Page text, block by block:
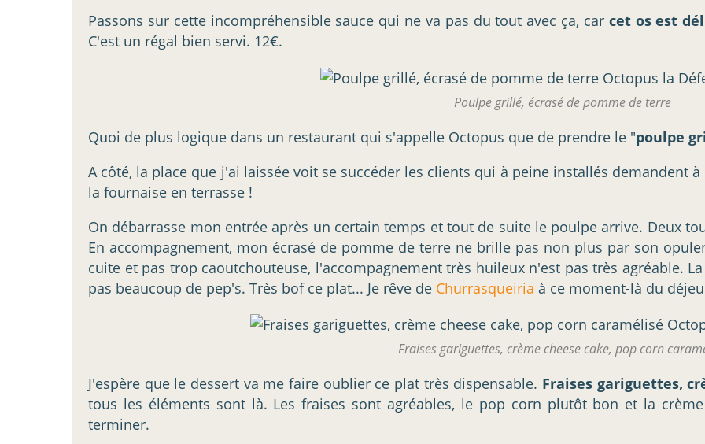
Passons sur cette incompréhensible sauce qui ne va pas du tout avec ça, car cet os est
C'est un régal bien servi. 12€.
Poulpe grillé, écrasé de pomme de terre
Quoi de plus logique dans un restaurant qui s'appelle Octopus que de prendre le "poulpe
A côté, la place que j'ai laissée voit se succéder les clients qui à peine installés demandent
la fournaise en terrasse !
On débarrasse mon entrée après un certain temps et tout de suite le poulpe arrive. Deux
En accompagnement, mon écrasé de pomme de terre ne brille pas non plus par son
cuite et pas trop caoutchouteuse, l'accompagnement très huileux n'est pas très agréable.
pas beaucoup de pep's. Très bof ce plat... Je rêve de Churrasqueiria à ce moment-là du
Fraises gariguettes, crème cheese cake, pop corn
J'espère que le dessert va me faire oublier ce plat très dispensable. Fraises gariguettes,
tous les éléments sont là. Les fraises sont agréables, le pop corn plutôt bon et la
terminer.